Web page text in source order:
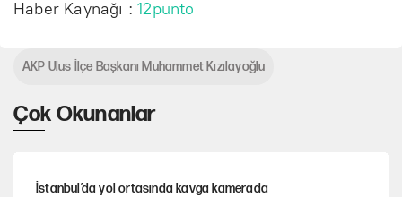
Haber Kaynağı :12punto
Çok Okunanlar
İstanbul’da yol ortasında kavga kamerada
AKP Ulus İlçe Başkanı Muhammet Kızılayoğlu